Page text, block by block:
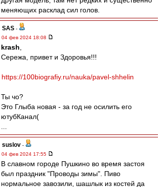
меняющих расклад сил голов.
SAS -
04 фев 2024 18:08
krash
Сережа, привет и Здоровья!!!
https://100biografiy.ru/nauka/pavel-shhelin
Ты чо?
Это Глыба новая - за год не осилить его
ютубКанал(
suslov -
04 фев 2024 17:55
В славном городе Пушкино во время застоя
был праздник "Проводы зимы". Пиво
нормальное завозили, шашлык из костей да